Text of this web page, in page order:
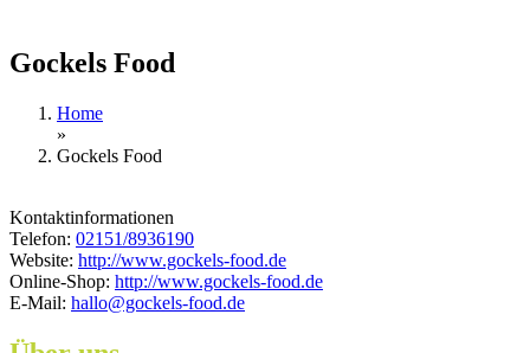
Gockels Food
Home
»
Gockels Food
Kontaktinformationen
Telefon: 02151/8936190
Website: http://www.gockels-food.de
Online-Shop: http://www.gockels-food.de
E-Mail: hallo@gockels-food.de